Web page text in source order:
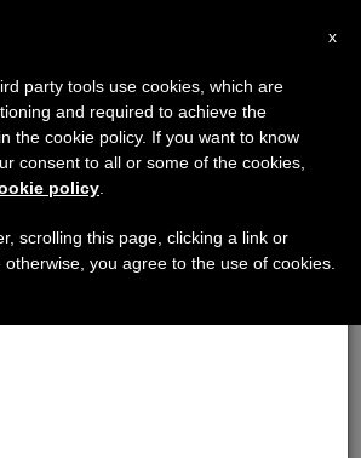
×
al 7 de agosto haremos la pausa
que en el periodo de verano
informaciones y también el
x
party tools use cookies, which are
and required to achieve the
the cookie policy. If you want to know
consent to all or some of the cookies,
policy
scrolling this page, clicking a link or
you agree to the use of cookies.